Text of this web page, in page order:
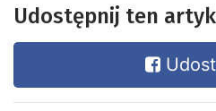
Udostępnij ten